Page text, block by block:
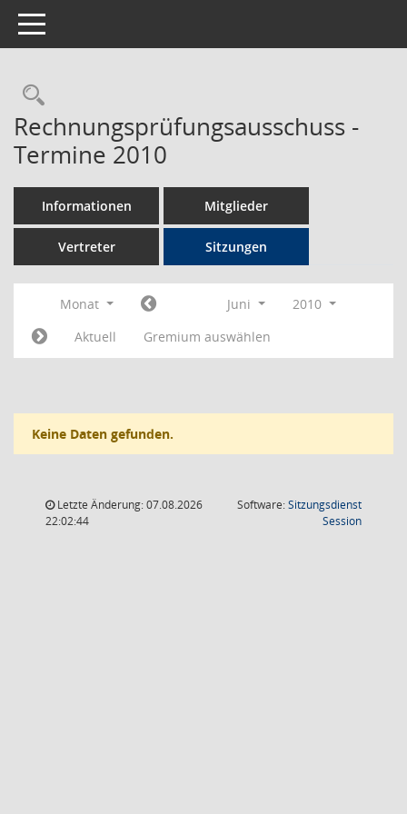
Toggle navigation
Rechercheauswahl
Rechnungsprüfungsausschuss -
Termine 2010
Informationen Mitglieder
Vertreter Sitzungen
Monat Juni
2010
Aktuell
Gremium auswählen
Keine Daten gefunden.
Letzte Änderung: 07.08.2026
22:02:44
Software:Sitzungsdienst
Session(Wird in